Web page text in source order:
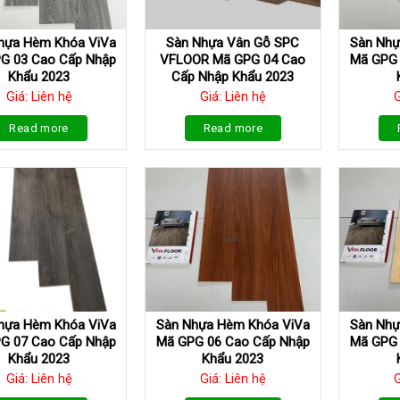
Hèm Khóa ViVa
03 Cao Cấp Nhập
Khẩu 2023
Giá: Liên hệ
Read more
Sàn Nhựa Vân Gỗ SPC
VFLOOR Mã GPG 04 Cao
Cấp Nhập Khẩu 2023
Giá: Liên hệ
Read more
Sàn
Mã
Hèm Khóa ViVa
07 Cao Cấp Nhập
Khẩu 2023
Giá: Liên hệ
Sàn Nhựa Hèm Khóa ViVa
Mã GPG 06 Cao Cấp Nhập
Khẩu 2023
Giá: Liên hệ
Sàn
Mã